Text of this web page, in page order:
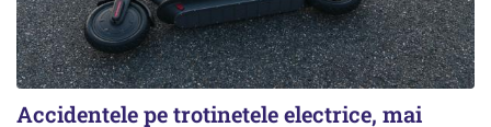
Accidentele pe trotinetele electrice, mai